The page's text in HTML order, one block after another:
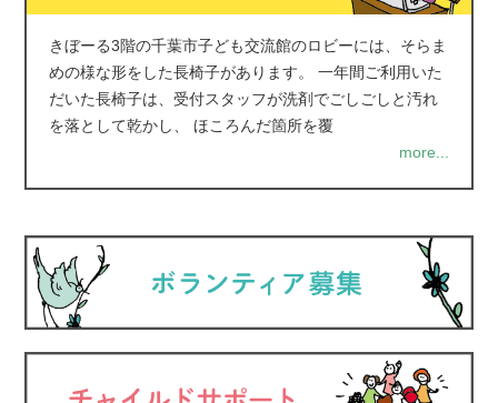
きぼーる3階の千葉市子ども交流館のロビーには、そらま
めの様な形をした長椅子があります。 一年間ご利用いた
だいた長椅子は、受付スタッフが洗剤でごしごしと汚れ
を落として乾かし、 ほころんだ箇所を覆
more...